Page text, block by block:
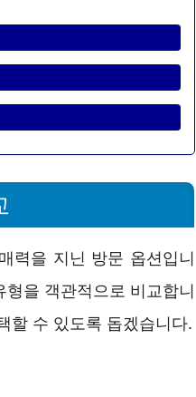
력을 지닌 방문 옵션입니
을 객관적으로 비교합니
할 수 있도록 돕겠습니다.